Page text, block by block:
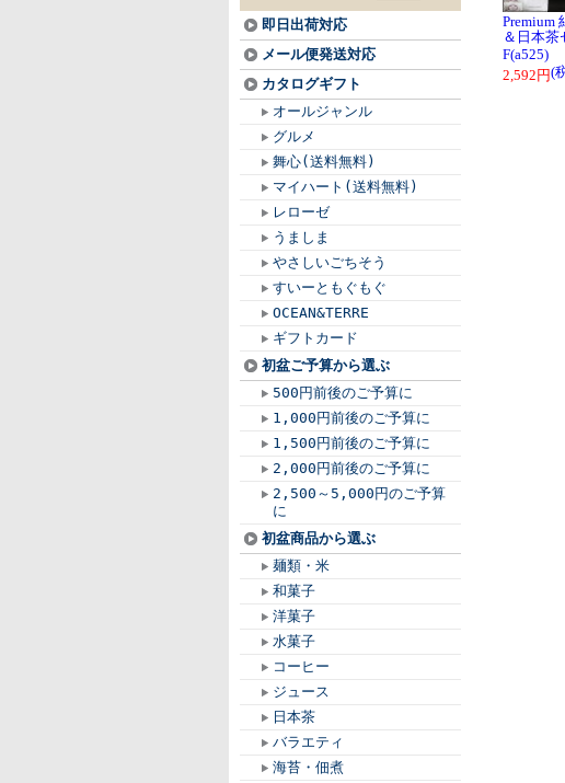
即日出荷対応
メール便発送対応
カタログギフト
オールジャンル
グルメ
舞心(送料無料)
マイハート(送料無料)
レローゼ
うましま
やさしいごちそう
すいーともぐもぐ
OCEAN&TERRE
ギフトカード
初盆ご予算から選ぶ
500円前後のご予算に
1,000円前後のご予算に
1,500円前後のご予算に
2,000円前後のご予算に
2,500～5,000円のご予算
に
初盆商品から選ぶ
麺類・米
和菓子
洋菓子
水菓子
コーヒー
ジュース
日本茶
バラエティ
海苔・佃煮